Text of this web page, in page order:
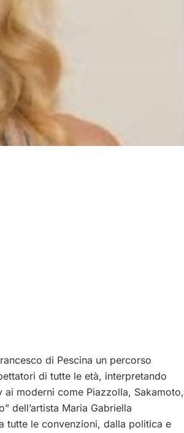
di Pescina un percorso
di tutte le età, interpretando
ai moderni come Piazzolla, Sakamoto,
dell’artista Maria Gabriella
tutte le convenzioni, dalla politica e